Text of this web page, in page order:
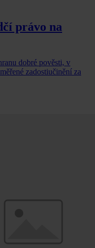
právo na
dobré pověsti, v
zadostiučinění za